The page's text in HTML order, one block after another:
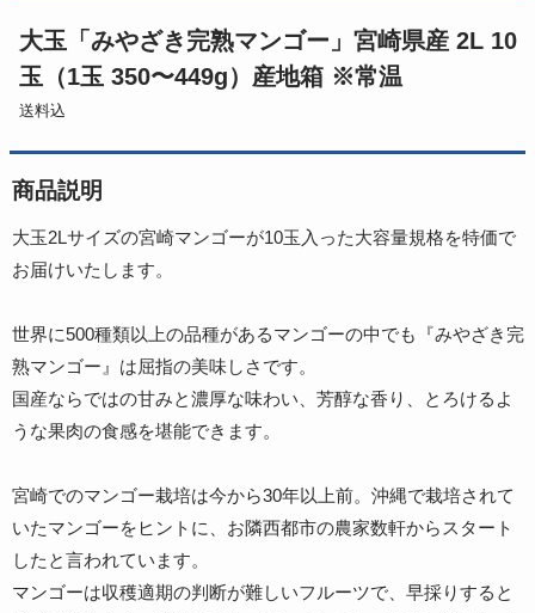
大玉「みやざき完熟マンゴー」宮崎県産 2L 10
玉（1玉 350〜449g）産地箱 ※常温
送料込
商品説明
大玉2Lサイズの宮崎マンゴーが10玉入った大容量規格を特価で
お届けいたします。
世界に500種類以上の品種があるマンゴーの中でも『みやざき完
熟マンゴー』は屈指の美味しさです。
国産ならではの甘みと濃厚な味わい、芳醇な香り、とろけるよ
うな果肉の食感を堪能できます。
宮崎でのマンゴー栽培は今から30年以上前。沖縄で栽培されて
いたマンゴーをヒントに、お隣西都市の農家数軒からスタート
したと言われています。
マンゴーは収穫適期の判断が難しいフルーツで、早採りすると